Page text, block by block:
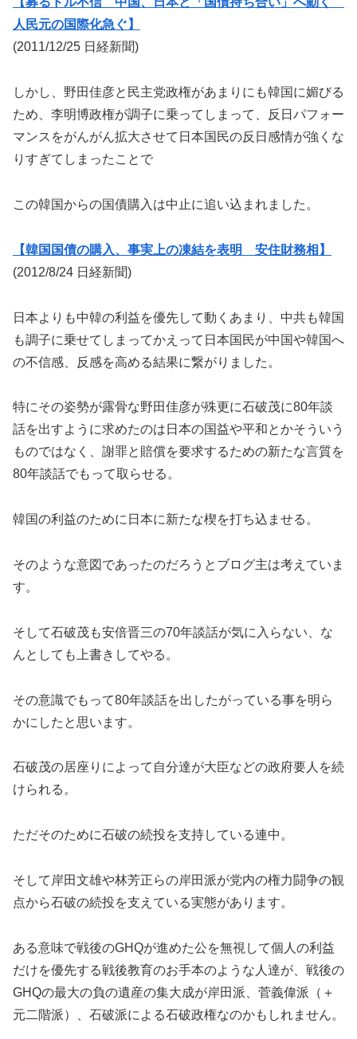
人民元の国際化急ぐ】
(2011/12/25 日経新聞)
しかし、野田佳彦と民主党政権があまりにも韓国に媚びる
ため、李明博政権が調子に乗ってしまって、反日パフォー
マンスをがんがん拡大させて日本国民の反日感情が強くな
りすぎてしまったことで
この韓国からの国債購入は中止に追い込まれました。
【韓国国債の購入、事実上の凍結を表明 安住財務相】
(2012/8/24 日経新聞)
日本よりも中韓の利益を優先して動くあまり、中共も韓国
も調子に乗せてしまってかえって日本国民が中国や韓国へ
の不信感、反感を高める結果に繋がりました。
特にその姿勢が露骨な野田佳彦が殊更に石破茂に80年談
話を出すように求めたのは日本の国益や平和とかそういう
ものではなく、謝罪と賠償を要求するための新たな言質を
80年談話でもって取らせる。
韓国の利益のために日本に新たな楔を打ち込ませる。
そのような意図であったのだろうとブログ主は考えていま
す。
そして石破茂も安倍晋三の70年談話が気に入らない、な
んとしても上書きしてやる。
その意識でもって80年談話を出したがっている事を明ら
かにしたと思います。
石破茂の居座りによって自分達が大臣などの政府要人を続
けられる。
ただそのために石破の続投を支持している連中。
そして岸田文雄や林芳正らの岸田派が党内の権力闘争の観
点から石破の続投を支えている実態があります。
ある意味で戦後のGHQが進めた公を無視して個人の利益
だけを優先する戦後教育のお手本のような人達が、戦後の
GHQの最大の負の遺産の集大成が岸田派、菅義偉派（＋
元二階派）、石破派による石破政権なのかもしれません。